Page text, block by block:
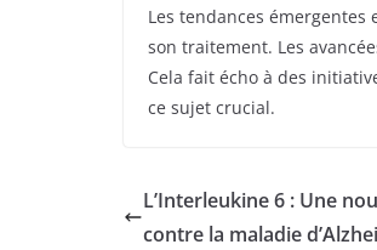
Les tendances
son traitement. Les
Cela fait écho à des
ce sujet crucial.
L’Interleukine 6 : Une
contre la maladie